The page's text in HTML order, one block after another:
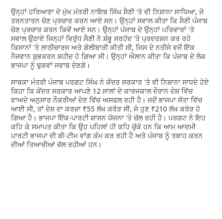
ਉਨ੍ਹਾਂ ਹਰਿਆਣਾ ਦੇ ਮੁੱਖ ਮੰਤਰੀ ਨਾਇਬ ਸਿੰਘ ਸੈਣੀ 'ਤੇ ਵੀ ਨਿਸ਼ਾਨਾ ਸਾਧਿਆ, ਜੋ
ਤਰਨਤਾਰਨ ਚੋਣ ਪ੍ਰਚਾਰ ਕਰਨ ਆਏ ਸਨ। ਉਨ੍ਹਾਂ ਸਵਾਲ ਕੀਤਾ ਕਿ ਸੈਣੀ ਪੰਜਾਬ
ਚੋਣ ਪ੍ਰਚਾਰ ਕਰਨ ਕਿਵੇਂ ਆਏ ਸਨ। ਉਨ੍ਹਾਂ ਪੰਜਾਬ ਦੇ ਉਨ੍ਹਾਂ ਪਰਿਵਾਰਾਂ 'ਤੇ
ਸਵਾਲ ਉਠਾਏ ਜਿਨ੍ਹਾਂ ਵਿਰੁੱਧ ਸੈਣੀ ਨੇ ਸ਼ੰਭੂ ਸਰਹੱਦ 'ਤੇ ਪ੍ਰਦਰਸ਼ਨ ਕਰ ਰਹੇ
ਕਿਸਾਨਾਂ 'ਤੇ ਲਾਠੀਚਾਰਜ ਅਤੇ ਗੋਲੀਬਾਰੀ ਕੀਤੀ ਸੀ, ਜਿਸ ਦੇ ਨਤੀਜੇ ਵਜੋਂ ਇੱਕ
ਨੌਜਵਾਨ ਸ਼ੁਭਕਰਨ ਸ਼ਹੀਦ ਹੋ ਗਿਆ ਸੀ। ਉਨ੍ਹਾਂ ਐਲਾਨ ਕੀਤਾ ਕਿ ਪੰਜਾਬ ਦੇ ਲੋਕ
ਭਾਜਪਾ ਨੂੰ ਢੁਕਵਾਂ ਜਵਾਬ ਦੇਣਗੇ।
ਸਾਬਕਾ ਮੰਤਰੀ ਪੰਜਾਬ ਪਰਗਟ ਸਿੰਘ ਨੇ ਕੇਂਦਰ ਸਰਕਾਰ 'ਤੇ ਵੀ ਨਿਸ਼ਾਨਾ ਸਾਧਦੇ ਹੋਏ
ਕਿਹਾ ਕਿ ਕੇਂਦਰ ਸਰਕਾਰ ਆਪਣੇ 12 ਸਾਲਾਂ ਦੇ ਕਾਰਜਕਾਲ ਦੌਰਾਨ ਦੇਸ਼ ਵਿੱਚ
ਵਾਅਦੇ ਅਨੁਸਾਰ ਨੌਕਰੀਆਂ ਦੇਣ ਵਿੱਚ ਅਸਫਲ ਰਹੀ ਹੈ। ਜਦੋਂ ਭਾਜਪਾ ਸੱਤਾ ਵਿੱਚ
ਆਈ ਸੀ, ਤਾਂ ਦੇਸ਼ ਦਾ ਕਰਜ਼ਾ ₹55 ਲੱਖ ਕਰੋੜ ਸੀ, ਜੋ ਹੁਣ ₹210 ਲੱਖ ਕਰੋੜ ਹੋ
ਗਿਆ ਹੈ। ਭਾਜਪਾ ਇੱਕ-ਪਾਰਟੀ ਸ਼ਾਸਨ ਯੋਜਨਾ 'ਤੇ ਚੱਲ ਰਹੀ ਹੈ। ਪਰਗਟ ਨੇ ਇਹ
ਕਹਿ ਕੇ ਸਮਾਪਤ ਕੀਤਾ ਕਿ ਉਹ ਪਹਿਲਾਂ ਹੀ ਕਹਿ ਚੁੱਕੇ ਹਨ ਕਿ ਆਮ ਆਦਮੀ
ਪਾਰਟੀ ਭਾਜਪਾ ਦੀ ਬੀ-ਟੀਮ ਵਾਂਗ ਕੰਮ ਕਰ ਰਹੀ ਹੈ ਅਤੇ ਪੰਜਾਬ ਨੂੰ ਤਬਾਹ ਕਰਨ
ਦੀਆਂ ਤਿਆਰੀਆਂ ਚੱਲ ਰਹੀਆਂ ਹਨ।